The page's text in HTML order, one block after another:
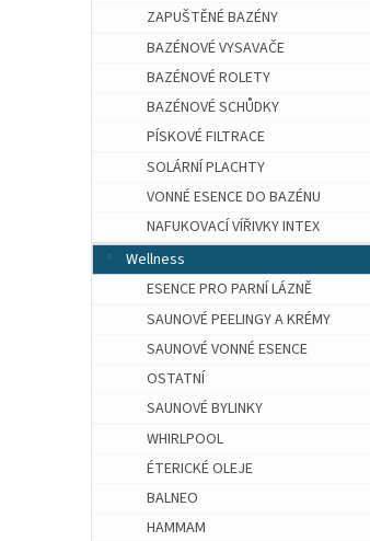
ZAPUŠTĚNÉ BAZÉNY
BAZÉNOVÉ VYSAVAČE
BAZÉNOVÉ ROLETY
BAZÉNOVÉ SCHŮDKY
PÍSKOVÉ FILTRACE
SOLÁRNÍ PLACHTY
VONNÉ ESENCE DO BAZÉNU
NAFUKOVACÍ VÍŘIVKY INTEX
Wellness
ESENCE PRO PARNÍ LÁZNĚ
SAUNOVÉ PEELINGY A KRÉMY
SAUNOVÉ VONNÉ ESENCE
OSTATNÍ
SAUNOVÉ BYLINKY
WHIRLPOOL
ÉTERICKÉ OLEJE
BALNEO
HAMMAM